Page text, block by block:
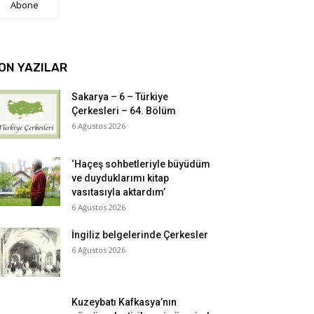
Abone
YAZILAR
Sakarya – 6 – Türkiye
Çerkesleri – 64. Bölüm
6 Ağustos 2026
‘Haçeş sohbetleriyle büyüdüm
ve duyduklarımı kitap
vasıtasıyla aktardım’
6 Ağustos 2026
İngiliz belgelerinde Çerkesler
6 Ağustos 2026
Kuzeybatı Kafkasya’nın